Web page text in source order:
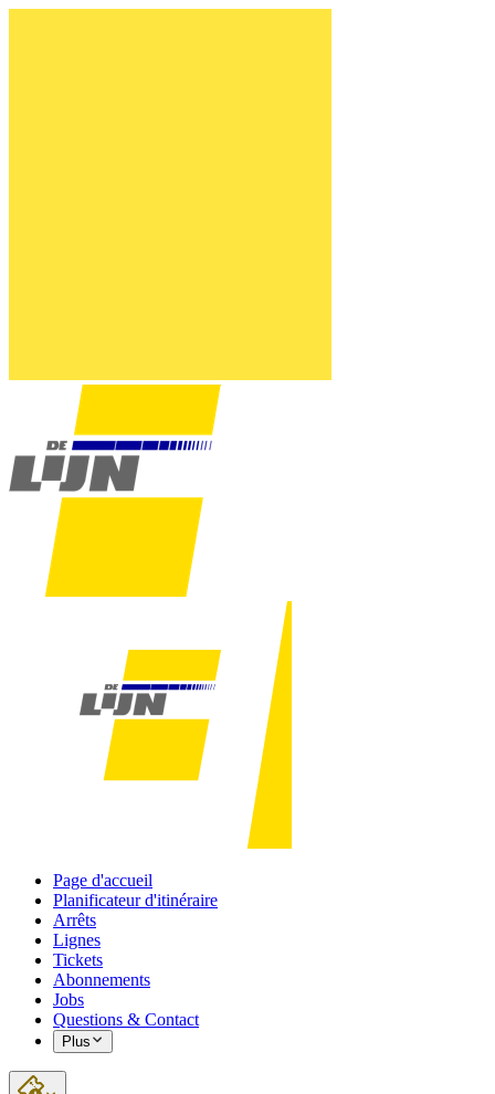
Page d'accueil
Planificateur d'itinéraire
Arrêts
Lignes
Tickets
Abonnements
Jobs
Questions & Contact
Plus